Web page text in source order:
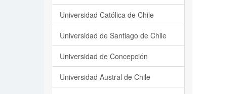
Universidad Católica de Chile
Universidad de Santiago de Chile
Universidad de Concepción
Universidad Austral de Chile